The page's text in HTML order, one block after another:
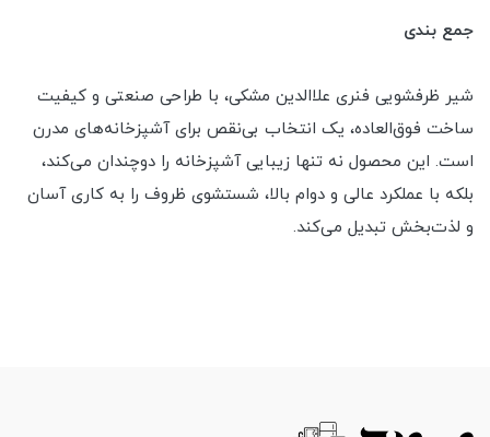
جمع بندی
شیر ظرفشویی فنری علاالدین مشکی، با طراحی صنعتی و کیفیت
ساخت فوق‌العاده، یک انتخاب بی‌نقص برای آشپزخانه‌های مدرن
است. این محصول نه تنها زیبایی آشپزخانه را دوچندان می‌کند،
بلکه با عملکرد عالی و دوام بالا، شستشوی ظروف را به کاری آسان
و لذت‌بخش تبدیل می‌کند.